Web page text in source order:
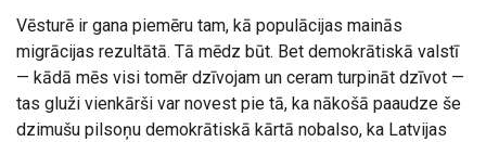
Vēsturē ir gana piemēru tam, kā populācijas mainās
migrācijas rezultātā. Tā mēdz būt. Bet demokrātiskā valstī
— kādā mēs visi tomēr dzīvojam un ceram turpināt dzīvot —
tas gluži vienkārši var novest pie tā, ka nākošā paaudze še
dzimušu pilsoņu demokrātiskā kārtā nobalso, ka Latvijas